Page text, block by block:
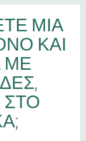
ΜΙΑ
ΚΑΙ
ΜΕ
ΣΤΟ